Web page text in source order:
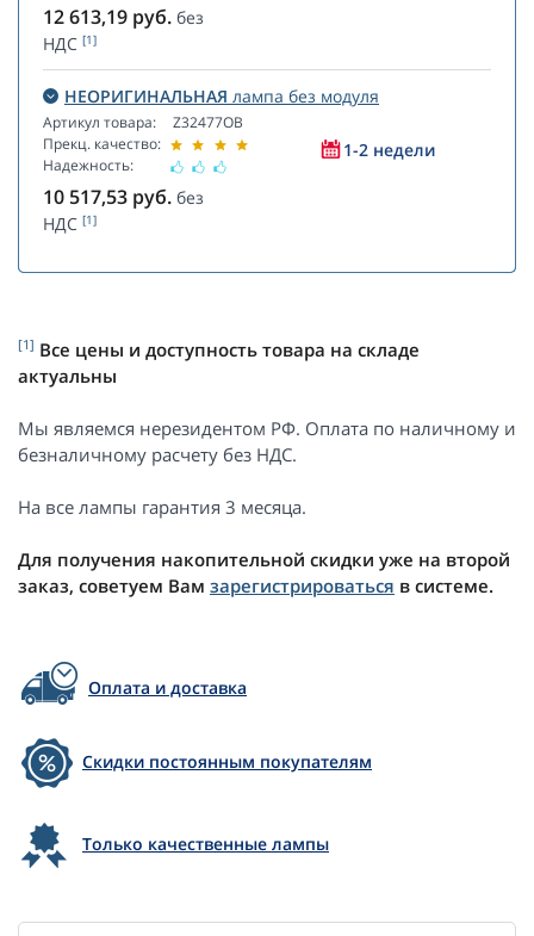
12 613,19 руб. без
НДС [1]
НЕОРИГИНАЛЬНАЯ лампа без модуля
Артикул товара:
Прекц. качество:
Надежность:
Z32477OB
1-2 недели
10 517,53 руб. без
НДС [1]
[1] Все цены и доступность товара на складе
актуальны
Мы являемся нерезидентом РФ. Оплата по наличному и
безналичному расчету без НДС.
На все лампы гарантия 3 месяца.
Для получения накопительной скидки уже на второй
заказ, советуем Вам зарегистрироваться в системе.
Оплата и доставка
Скидки постоянным покупателям
Только качественные лампы